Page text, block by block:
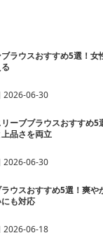
ブラウスおすすめ5選！
2026-06-30
ーブブラウスおすすめ
品さを両立
2026-06-30
ウスおすすめ5選！爽
も対応
2026-06-18